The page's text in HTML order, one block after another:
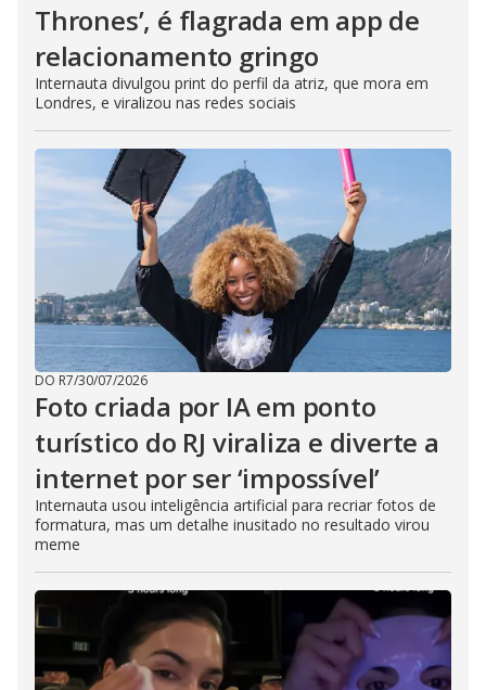
Thrones’, é flagrada em app de
relacionamento gringo
Internauta divulgou print do perfil da atriz, que mora em
Londres, e viralizou nas redes sociais
DO R7/30/07/2026
Foto criada por IA em ponto
turístico do RJ viraliza e diverte a
internet por ser ‘impossível’
Internauta usou inteligência artificial para recriar fotos de
formatura, mas um detalhe inusitado no resultado virou
meme